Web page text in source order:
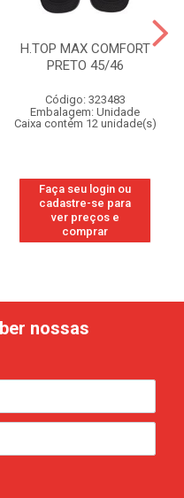
H.TOP MAX COMFORT
PRETO 45/46
Código: 323483
Embalagem: Unidade
Caixa contém 12 unidade(s)
Faça seu login ou
cadastre-se para
ver preços e
comprar
nossas